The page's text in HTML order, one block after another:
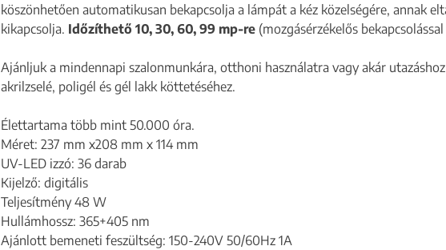
köszönhetően automatikusan bekapcsolja a lámpát a kéz közelségére, annak
kikapcsolja. Időzíthető 10, 30, 60, 99 mp-re(mozgásérzékelős
Ajánljuk a mindennapi szalonmunkára, otthoni használatra vagy akár utazáshoz
akrilzselé, poligél és gél lakk köttetéséhez.
Élettartama több mint 50.000 óra.
Méret: 237 mm x208 mm x 114 mm
UV-LED izzó: 36 darab
Kijelző: digitális
Teljesítmény 48 W
Hullámhossz: 365+405 nm
Ajánlott bemeneti feszültség: 150-240V 50/60Hz 1A